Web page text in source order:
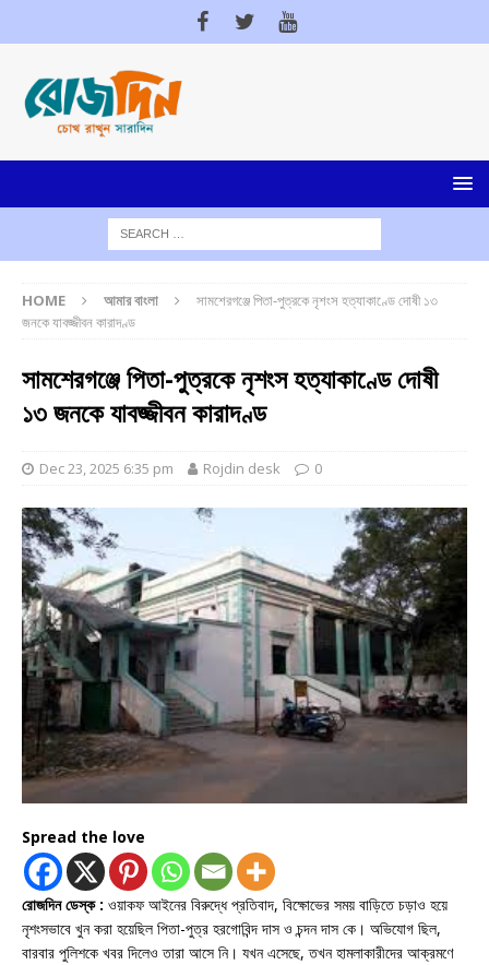
HOME আমার বাংলা
সামশেরগঞ্জে পিতা-পুত্রকে নৃশংস হত্যাকাণ্ডে দোষী ১৩
জনকে যাবজ্জীবন কারাদণ্ড
সামশেরগঞ্জে পিতা-পুত্রকে নৃশংস হত্যাকাণ্ডে দোষী
১৩ জনকে যাবজ্জীবন কারাদণ্ড
Dec 23, 2025 6:35 pm Rojdin desk 0
Spread the love
রোজদিন ডেস্ক : ওয়াকফ আইনের বিরুদ্ধে প্রতিবাদ, বিক্ষোভের সময় বাড়িতে চড়াও হয়ে
নৃশংসভাবে খুন করা হয়েছিল পিতা-পুত্র হরগোবিন্দ দাস ও চন্দন দাস কে। অভিযোগ ছিল,
বারবার পুলিশকে খবর দিলেও তারা আসে নি। যখন এসেছে, তখন হামলাকারীদের আক্রমণে